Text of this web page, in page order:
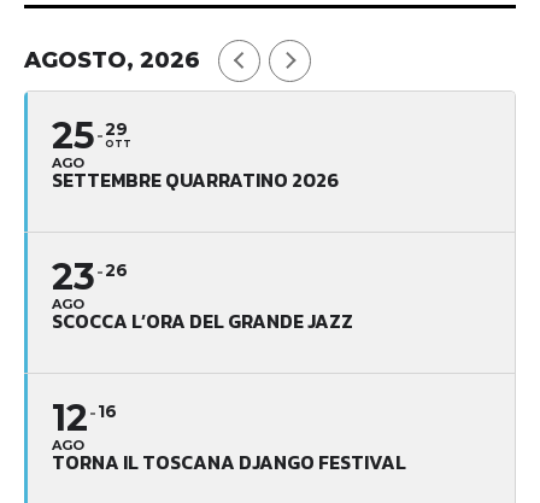
AGOSTO, 2026
25
AGO
29
OTT
SETTEMBRE QUARRATINO 2026
23
AGO
26
SCOCCA L’ORA DEL GRANDE JAZZ
12
AGO
16
TORNA IL TOSCANA DJANGO FESTIVAL